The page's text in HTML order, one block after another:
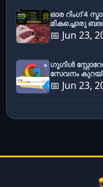
ഓര റിംഗ് 4
മികച്ചൊരു
📅 Jun 23,
ഗൂഗിൾ
സേവനം
📅 Jun 23,